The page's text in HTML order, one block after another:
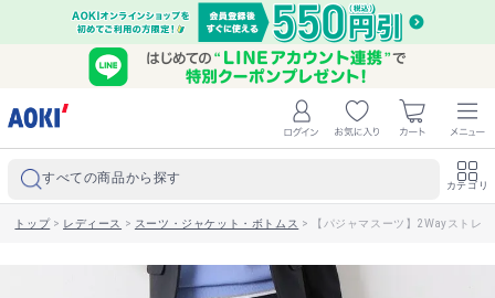
すべての商品から探す カテゴリ
トップ> レディース > スーツ・ジャケット・ボトムス > 【パジャマスーツ】2Wayストレ